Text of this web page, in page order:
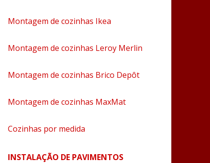
Montagem de cozinhas Ikea
Montagem de cozinhas Leroy Merlin
Montagem de cozinhas Brico Depôt
Montagem de cozinhas MaxMat
Cozinhas por medida
INSTALAÇÃO DE PAVIMENTOS